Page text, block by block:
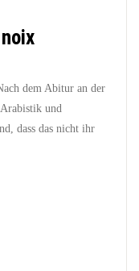
dem Abitur an der
und
dass das nicht ihr